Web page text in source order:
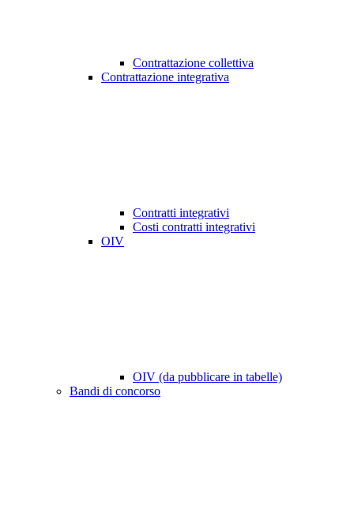
Contrattazione collettiva
Contrattazione integrativa
Contratti integrativi
Costi contratti integrativi
OIV
OIV (da pubblicare in tabelle)
Bandi di concorso